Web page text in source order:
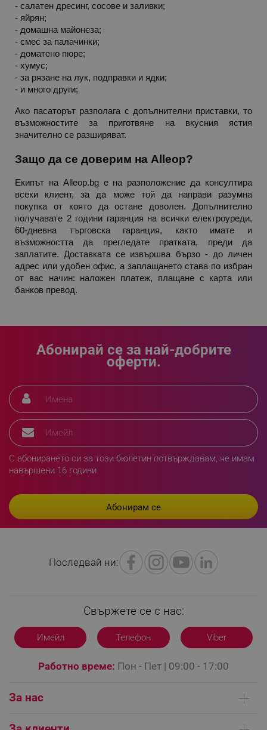
- салатен дресинг, сосове и заливки;
- яйрян;
- домашна майонеза;
- смес за палачинки;
- доматено пюре;
- хумус;
- за рязане на лук, подправки и ядки;
- и много други;
Ако пасаторът разполага с допълнителни приставки, то
възможностите за приготвяне на вкусния ястия
значително се разширяват.
Защо да се доверим на Alleop?
Екипът на Alleop.bg е на разположение да консултира
всеки клиент, за да може той да направи разумна
покупка от която да остане доволен. Допълнително
получавате 2 години гаранция на всички електроуреди,
60-дневна търговска гаранция, както имате и
възможността да прегледате пратката, преди да
заплатите. Доставката се извършва бързо - до личен
адрес или удобен офис, а заплащането става по избран
от вас начин: наложен платеж, плащане с карта или
банков превод.
Абонирай се за най-добрите
оферти.
С абонирането си за този бюлетин потвърждавам, че имам
навършени 16 години.
Последвай ни:
Свържете се с нас:
Имейл Телефон Viber
Работно време: Пон - Пет | 09:00 - 17:00
За нас
CookieScriptConsent
CookieScript
.alleop.bg
XSRF-TOKEN promo.alleop.bg
PHPSESSID
PHP.net
www.alleop.bg
www.google.com